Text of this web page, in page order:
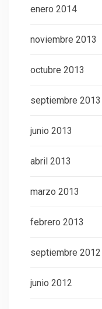
enero 2014
noviembre 2013
octubre 2013
septiembre 2013
junio 2013
abril 2013
marzo 2013
febrero 2013
septiembre 2012
junio 2012